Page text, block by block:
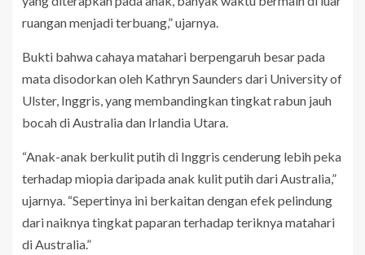
ruangan menjadi terbuang,” ujarnya.
Bukti bahwa cahaya matahari berpengaruh besar pada
mata disodorkan oleh Kathryn Saunders dari University of
Ulster, Inggris, yang membandingkan tingkat rabun jauh
bocah di Australia dan Irlandia Utara.
“Anak-anak berkulit putih di Inggris cenderung lebih peka
terhadap miopia daripada anak kulit putih dari Australia,”
ujarnya. “Sepertinya ini berkaitan dengan efek pelindung
dari naiknya tingkat paparan terhadap teriknya matahari
di Australia.”